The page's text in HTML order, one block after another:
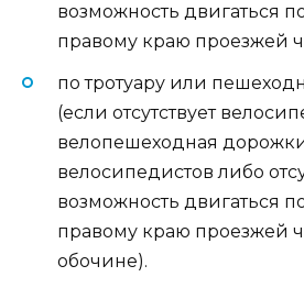
возможность двигаться
правому краю проезжей
по тротуару или
(если отсутствует
велопешеходная
велосипедистов либо
возможность двигаться
правому краю проезжей
обочине).